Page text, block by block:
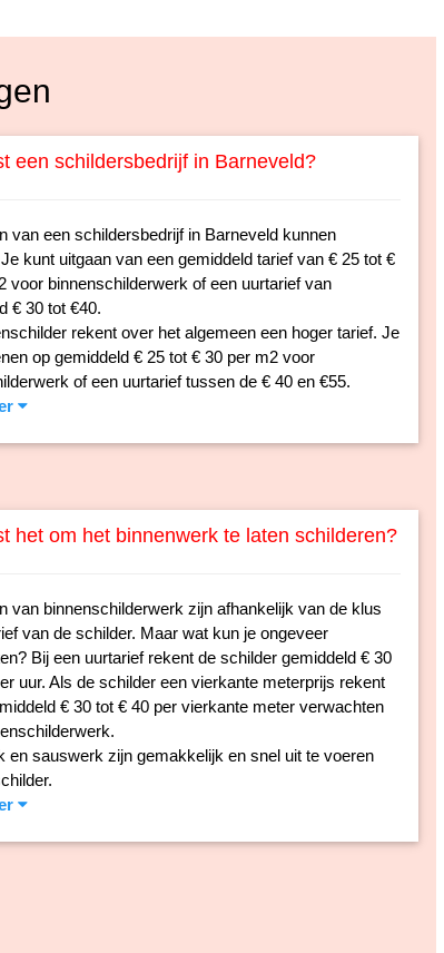
een schildersbedrijf in Barneveld?
van een schildersbedrijf in Barneveld kunnen
kunt uitgaan van een gemiddeld tarief van € 25 tot €
voor binnenschilderwerk of een uurtarief van
€ 30 tot €40.
rekent over het algemeen een hoger tarief. Je
op gemiddeld € 25 tot € 30 per m2 voor
of een uurtarief tussen de € 40 en €55.
het om het binnenwerk te laten schilderen?
van binnenschilderwerk zijn afhankelijk van de klus
van de schilder. Maar wat kun je ongeveer
Bij een uurtarief rekent de schilder gemiddeld € 30
uur. Als de schilder een vierkante meterprijs rekent
€ 30 tot € 40 per vierkante meter verwachten
en sauswerk zijn gemakkelijk en snel uit te voeren